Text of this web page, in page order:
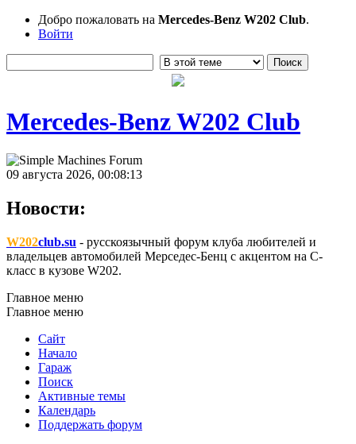
Добро пожаловать на Mercedes-Benz W202 Club.
Войти
Mercedes-Benz W202 Club
09 августа 2026, 00:08:13
Новости:
W202club.su - русскоязычный форум клуба любителей и
владельцев автомобилей Мерседес-Бенц с акцентом на C-
класс в кузове W202.
Главное меню
Главное меню
Сайт
Начало
Гараж
Поиск
Активные темы
Календарь
Поддержать форум